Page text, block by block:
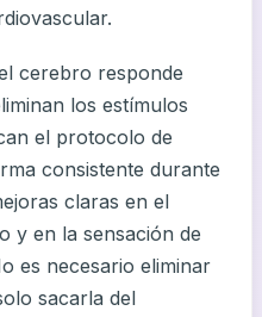
cerebro responde
los estímulos
el protocolo de
consistente durante
claras en el
y en la sensación de
es necesario eliminar
sacarla del